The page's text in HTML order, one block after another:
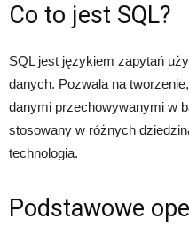
Co to jest SQL?
SQL jest językiem zapytań
danych. Pozwala na
danymi przechowywanymi w
stosowany w różnych
technologia.
Podstawowe